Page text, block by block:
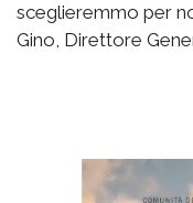
sceglieremmo per
Gino, Direttore